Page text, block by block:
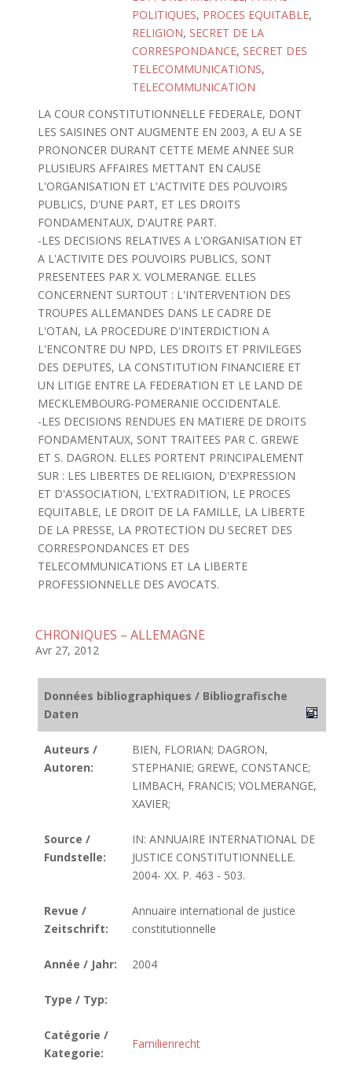
POLITIQUES, PROCES EQUITABLE,
RELIGION, SECRET DE LA
CORRESPONDANCE, SECRET DES
TELECOMMUNICATIONS,
TELECOMMUNICATION
LA COUR CONSTITUTIONNELLE FEDERALE, DONT
LES SAISINES ONT AUGMENTE EN 2003, A EU A SE
PRONONCER DURANT CETTE MEME ANNEE SUR
PLUSIEURS AFFAIRES METTANT EN CAUSE
L'ORGANISATION ET L'ACTIVITE DES POUVOIRS
PUBLICS, D'UNE PART, ET LES DROITS
FONDAMENTAUX, D'AUTRE PART.
-LES DECISIONS RELATIVES A L'ORGANISATION ET
A L'ACTIVITE DES POUVOIRS PUBLICS, SONT
PRESENTEES PAR X. VOLMERANGE. ELLES
CONCERNENT SURTOUT : L'INTERVENTION DES
TROUPES ALLEMANDES DANS LE CADRE DE
L'OTAN, LA PROCEDURE D'INTERDICTION A
L'ENCONTRE DU NPD, LES DROITS ET PRIVILEGES
DES DEPUTES, LA CONSTITUTION FINANCIERE ET
UN LITIGE ENTRE LA FEDERATION ET LE LAND DE
MECKLEMBOURG-POMERANIE OCCIDENTALE.
-LES DECISIONS RENDUES EN MATIERE DE DROITS
FONDAMENTAUX, SONT TRAITEES PAR C. GREWE
ET S. DAGRON. ELLES PORTENT PRINCIPALEMENT
SUR : LES LIBERTES DE RELIGION, D'EXPRESSION
ET D'ASSOCIATION, L'EXTRADITION, LE PROCES
EQUITABLE, LE DROIT DE LA FAMILLE, LA LIBERTE
DE LA PRESSE, LA PROTECTION DU SECRET DES
CORRESPONDANCES ET DES
TELECOMMUNICATIONS ET LA LIBERTE
PROFESSIONNELLE DES AVOCATS.
CHRONIQUES – ALLEMAGNE
Avr 27, 2012
Données bibliographiques / Bibliografische
Daten
Auteurs /
Autoren:
BIEN, FLORIAN; DAGRON,
STEPHANIE; GREWE, CONSTANCE;
LIMBACH, FRANCIS; VOLMERANGE,
XAVIER;
Source /
Fundstelle:
IN: ANNUAIRE INTERNATIONAL DE
JUSTICE CONSTITUTIONNELLE.
2004- XX. P. 463 - 503.
Revue /
Zeitschrift:
Annuaire international de justice
constitutionnelle
Année / Jahr: 2004
Type / Typ:
Catégorie /
Kategorie:
Familienrecht